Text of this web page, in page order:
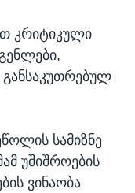
კრიტიკული
განსაკუთრებულ
სამიზნე
უშიშროების
ვინაობა